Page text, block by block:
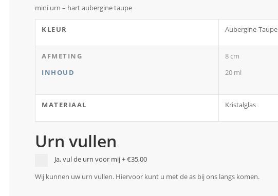
mini urn – hart aubergine taupe
KLEUR Aubergine-Taupe
AFMETING
INHOUD
8 cm
20 ml
MATERIAAL Kristalglas
Urn vullen
Ja, vul de urn voor mij+€35,00
Wij kunnen uw urn vullen. Hiervoor kunt u met de as bij ons langs komen.